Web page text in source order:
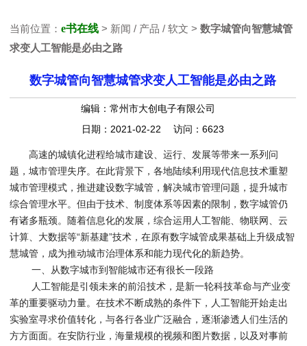
当前位置：e书在线 > 新闻 / 产品 / 软文 >数字城管向智慧城管
求变人工智能是必由之路
数字城管向智慧城管求变人工智能是必由之路
编辑：常州市大创电子有限公司
日期：2021-02-22 访问：6623
高速的城镇化进程给城市建设、运行、发展等带来一系列问
题，城市管理失序。在此背景下，各地陆续利用现代信息技术重塑
城市管理模式，推进建设数字城管，解决城市管理问题，提升城市
综合管理水平。但由于技术、制度体系等因素的限制，数字城管仍
有诸多瓶颈。随着信息化的发展，综合运用人工智能、物联网、云
计算、大数据等“新基建”技术，在原有数字城管成果基础上升级成智
慧城管，成为推动城市治理体系和能力现代化的新趋势。
一、从数字城市到智能城市还有很长一段路
人工智能是引领未来的前沿技术，是新一轮科技革命与产业变
革的重要驱动力量。在技术不断成熟的条件下，人工智能开始走出
实验室寻求价值转化，与各行各业广泛融合，逐渐渗透人们生活的
方方面面。在安防行业，海量规模的视频和图片数据，以及对事前